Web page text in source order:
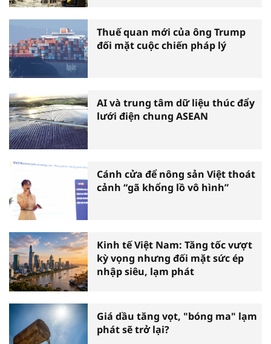
Thuế quan mới của ông Trump
đối mặt cuộc chiến pháp lý
AI và trung tâm dữ liệu thúc đẩy
lưới điện chung ASEAN
Cánh cửa để nông sản Việt thoát
cảnh “gã khổng lồ vô hình”
Kinh tế Việt Nam: Tăng tốc vượt
kỳ vọng nhưng đối mặt sức ép
nhập siêu, lạm phát
Giá dầu tăng vọt, "bóng ma" lạm
phát sẽ trở lại?